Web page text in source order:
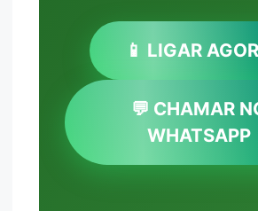
📱 LIGAR
💬 CHAMAR
WHATSAPP